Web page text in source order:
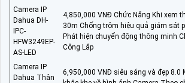
Camera IP
Dahua DH-
IPC-
HFW3249EP-
AS-LED
4,850,000 VNĐ Chức Năng Khi xem
30m Chống trộm hiệu quả giám sát
Phát hiện chuyển động thông minh
Công Lắp
Camera IP
Dahua Thân
6,950,000 VNĐ siêu sáng và đẹp 8.0